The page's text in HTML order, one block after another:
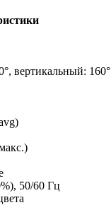
вертикальный: 160°
50/60 Гц